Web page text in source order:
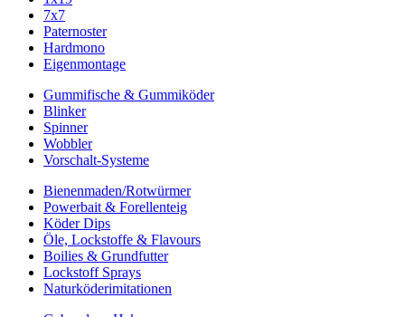
7x7
Paternoster
Hardmono
Eigenmontage
Gummifische & Gummiköder
Blinker
Spinner
Wobbler
Vorschalt-Systeme
Bienenmaden/Rotwürmer
Powerbait & Forellenteig
Köder Dips
Öle, Lockstoffe & Flavours
Boilies & Grundfutter
Lockstoff Sprays
Naturköderimitationen